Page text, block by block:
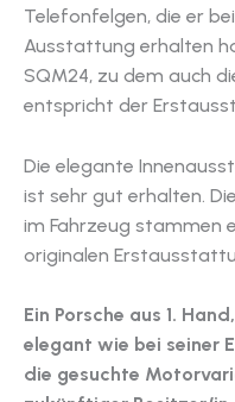
Telefonfelgen, die er
Ausstattung erhalten
SQM24, zu dem auch
entspricht der
Die elegante
ist sehr gut erhalten.
im Fahrzeug stammen
originalen
Ein Porsche aus 1.
elegant wie bei seiner
die gesuchte